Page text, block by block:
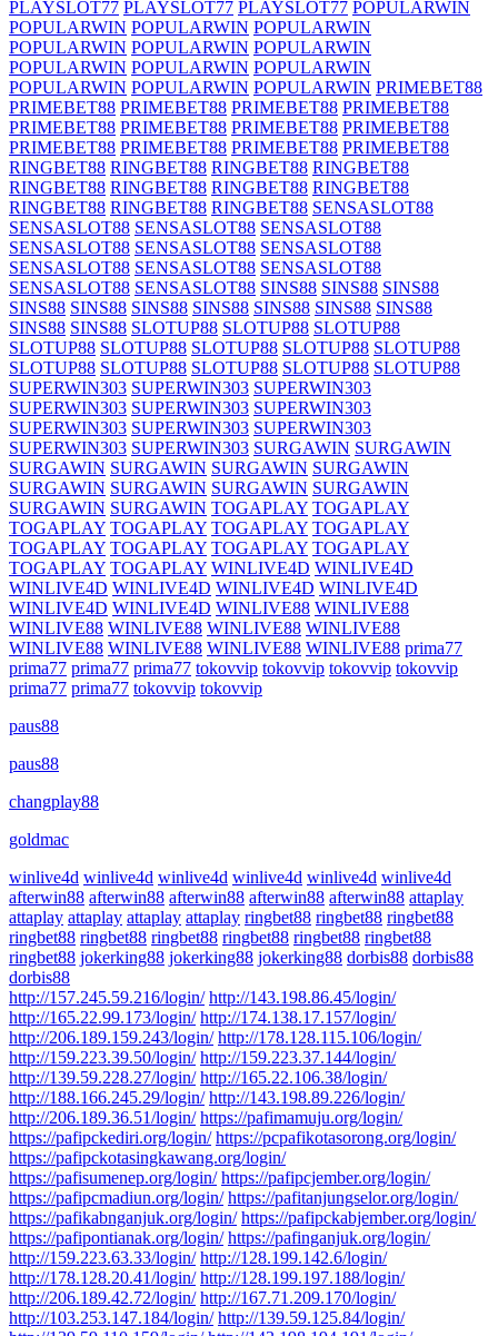
PLAYSLOT77 PLAYSLOT77 PLAYSLOT77 POPULARWIN
POPULARWIN POPULARWIN POPULARWIN
POPULARWIN POPULARWIN POPULARWIN
POPULARWIN POPULARWIN POPULARWIN
POPULARWIN POPULARWIN POPULARWIN PRIMEBET88
PRIMEBET88 PRIMEBET88 PRIMEBET88 PRIMEBET88
PRIMEBET88 PRIMEBET88 PRIMEBET88 PRIMEBET88
PRIMEBET88 PRIMEBET88 PRIMEBET88 PRIMEBET88
RINGBET88 RINGBET88 RINGBET88 RINGBET88
RINGBET88 RINGBET88 RINGBET88 RINGBET88
RINGBET88 RINGBET88 RINGBET88 SENSASLOT88
SENSASLOT88 SENSASLOT88 SENSASLOT88
SENSASLOT88 SENSASLOT88 SENSASLOT88
SENSASLOT88 SENSASLOT88 SENSASLOT88
SENSASLOT88 SENSASLOT88 SINS88 SINS88 SINS88
SINS88 SINS88 SINS88 SINS88 SINS88 SINS88 SINS88
SINS88 SINS88 SLOTUP88 SLOTUP88 SLOTUP88
SLOTUP88 SLOTUP88 SLOTUP88 SLOTUP88 SLOTUP88
SLOTUP88 SLOTUP88 SLOTUP88 SLOTUP88 SLOTUP88
SUPERWIN303 SUPERWIN303 SUPERWIN303
SUPERWIN303 SUPERWIN303 SUPERWIN303
SUPERWIN303 SUPERWIN303 SUPERWIN303
SUPERWIN303 SUPERWIN303 SURGAWIN SURGAWIN
SURGAWIN SURGAWIN SURGAWIN SURGAWIN
SURGAWIN SURGAWIN SURGAWIN SURGAWIN
SURGAWIN SURGAWIN TOGAPLAY TOGAPLAY
TOGAPLAY TOGAPLAY TOGAPLAY TOGAPLAY
TOGAPLAY TOGAPLAY TOGAPLAY TOGAPLAY
TOGAPLAY TOGAPLAY WINLIVE4D WINLIVE4D
WINLIVE4D WINLIVE4D WINLIVE4D WINLIVE4D
WINLIVE4D WINLIVE4D WINLIVE88 WINLIVE88
WINLIVE88 WINLIVE88 WINLIVE88 WINLIVE88
WINLIVE88 WINLIVE88 WINLIVE88 WINLIVE88 prima77
prima77 prima77 prima77 tokovvip tokovvip tokovvip tokovvip
prima77 prima77 tokovvip tokovvip
paus88
paus88
changplay88
goldmac
winlive4d winlive4d winlive4d winlive4d winlive4d winlive4d
afterwin88 afterwin88 afterwin88 afterwin88 afterwin88 attaplay
attaplay attaplay attaplay attaplay ringbet88 ringbet88 ringbet88
ringbet88 ringbet88 ringbet88 ringbet88 ringbet88 ringbet88
ringbet88 jokerking88 jokerking88 jokerking88 dorbis88 dorbis88
dorbis88
http://157.245.59.216/login/ http://143.198.86.45/login/
http://165.22.99.173/login/ http://174.138.17.157/login/
http://206.189.159.243/login/ http://178.128.115.106/login/
http://159.223.39.50/login/ http://159.223.37.144/login/
http://139.59.228.27/login/ http://165.22.106.38/login/
http://188.166.245.29/login/ http://143.198.89.226/login/
http://206.189.36.51/login/ https://pafimamuju.org/login/
https://pafipckediri.org/login/ https://pcpafikotasorong.org/login/
https://pafipckotasingkawang.org/login/
https://pafisumenep.org/login/ https://pafipcjember.org/login/
https://pafipcmadiun.org/login/ https://pafitanjungselor.org/login/
https://pafikabnganjuk.org/login/ https://pafipckabjember.org/login/
https://pafipontianak.org/login/ https://pafinganjuk.org/login/
http://159.223.63.33/login/ http://128.199.142.6/login/
http://178.128.20.41/login/ http://128.199.197.188/login/
http://206.189.42.72/login/ http://167.71.209.170/login/
http://103.253.147.184/login/ http://139.59.125.84/login/